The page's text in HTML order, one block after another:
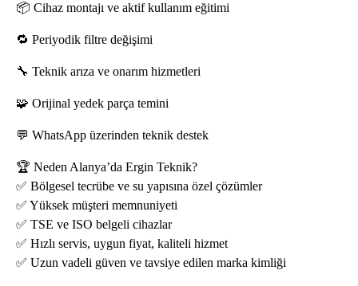
📦 Cihaz montajı ve aktif kullanım eğitimi
🔁 Periyodik filtre değişimi
🔧 Teknik arıza ve onarım hizmetleri
🧩 Orijinal yedek parça temini
💬 WhatsApp üzerinden teknik destek
🏆 Neden Alanya’da Ergin Teknik?
✅ Bölgesel tecrübe ve su yapısına özel çözümler
✅ Yüksek müşteri memnuniyeti
✅ TSE ve ISO belgeli cihazlar
✅ Hızlı servis, uygun fiyat, kaliteli hizmet
✅ Uzun vadeli güven ve tavsiye edilen marka kimliği